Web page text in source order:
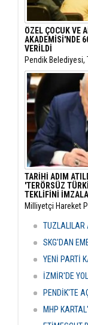
ÖZEL ÇOCUK VE
AKADEMİSİ'NDE
VERİLDİ
Pendik Belediyesi,
belediyeler içinde
özelliği taşıyan
Akademisi”nin ilk
tamamladı.
TARİHİ ADIM
'TERÖRSÜZ
TEKLİFİNİ
​Milliyetçi Hareket
"Terörsüz
kapsamındaki
verdi.
TUZLALILAR
SKG'DAN
YENİ PARTİ
İZMİR'DE
PENDİK'TE
MHP